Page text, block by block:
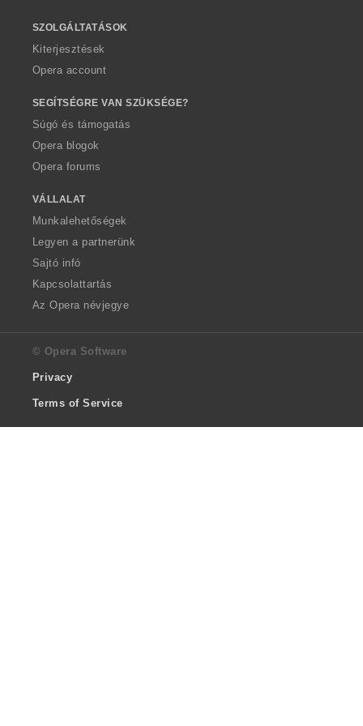
SZOLGÁLTATÁSOK
Kiterjesztések
Opera account
SEGÍTSÉGRE VAN SZÜKSÉGE?
Súgó és támogatás
Opera blogok
Opera forums
VÁLLALAT
Munkalehetőségek
Legyen a partnerünk
Sajtó infó
Kapcsolattartás
Az Opera névjegye
© Opera Software
Privacy
Terms of Service